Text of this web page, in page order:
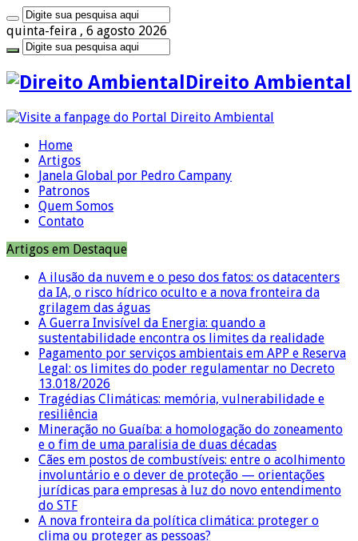
quinta-feira , 6 agosto 2026
Direito Ambiental
Home
Artigos
Janela Global por Pedro Campany
Patronos
Quem Somos
Contato
Artigos em Destaque
A ilusão da nuvem e o peso dos fatos: os datacenters
da IA, o risco hídrico oculto e a nova fronteira da
grilagem das águas
A Guerra Invisível da Energia: quando a
sustentabilidade encontra os limites da realidade
Pagamento por serviços ambientais em APP e Reserva
Legal: os limites do poder regulamentar no Decreto
13.018/2026
Tragédias Climáticas: memória, vulnerabilidade e
resiliência
Mineração no Guaíba: a homologação do zoneamento
e o fim de uma paralisia de duas décadas
Cães em postos de combustíveis: entre o acolhimento
involuntário e o dever de proteção — orientações
jurídicas para empresas à luz do novo entendimento
do STF
A nova fronteira da política climática: proteger o
clima ou proteger as pessoas?